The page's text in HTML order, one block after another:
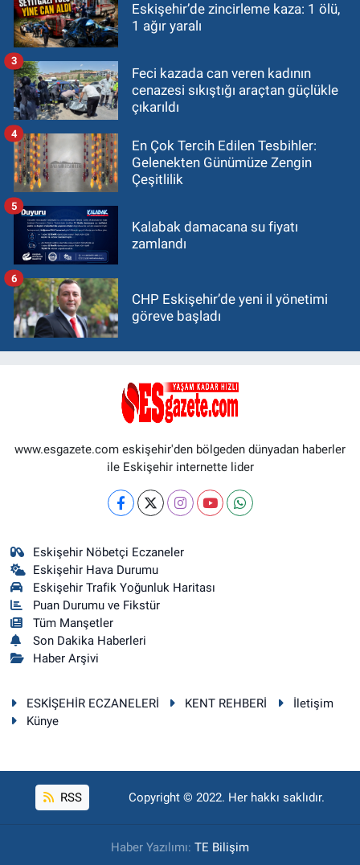
Eskişehir’de zincirleme kaza: 1 ölü,
1 ağır yaralı
Feci kazada can veren kadının
cenazesi sıkıştığı araçtan güçlükle
çıkarıldı
3
En Çok Tercih Edilen Tesbihler:
Gelenekten Günümüze Zengin
Çeşitlilik
4
Kalabak damacana su fiyatı
zamlandı
5
CHP Eskişehir’de yeni il yönetimi
göreve başladı
6
www.esgazete.com eskişehir'den bölgeden dünyadan haberler
ile Eskişehir internette lider
Eskişehir Nöbetçi Eczaneler
Eskişehir Hava Durumu
Eskişehir Trafik Yoğunluk Haritası
Puan Durumu ve Fikstür
Tüm Manşetler
Son Dakika Haberleri
Haber Arşivi
ESKİŞEHİR ECZANELERİ KENT REHBERİ
İletişim
Künye
RSS Copyright © 2022. Her hakkı saklıdır.
Haber Yazılımı: TE Bilişim